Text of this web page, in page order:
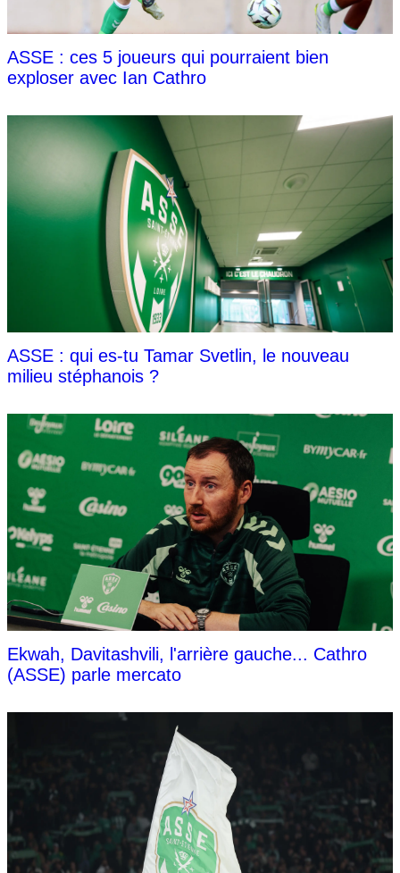
ASSE : ces 5 joueurs qui pourraient bien
exploser avec Ian Cathro
ASSE : qui es-tu Tamar Svetlin, le nouveau
milieu stéphanois ?
Ekwah, Davitashvili, l'arrière gauche... Cathro
(ASSE) parle mercato